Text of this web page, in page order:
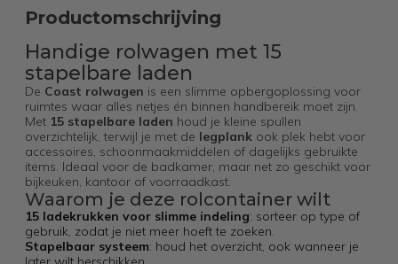
Productomschrijving
Handige rolwagen met 15
stapelbare laden
De Coast rolwagen is een slimme opbergoplossing voor
ruimtes waar alles netjes én binnen handbereik moet zijn.
Met 15 stapelbare laden houd je kleine spullen
overzichtelijk, terwijl je met de legplankook plek hebt voor
accessoires, schoonmaakmiddelen of dagelijks gebruikte
items. Ideaal voor de badkamer, maar net zo geschikt voor
bijkeuken, kantoor of voorraadkast.
Waarom je deze rolcontainer wilt
15 ladekrukken voor slimme indeling: sorteer op type of
gebruik, zodat je niet meer hoeft te zoeken.
Stapelbaar systeem: houd het overzicht, ook wanneer je